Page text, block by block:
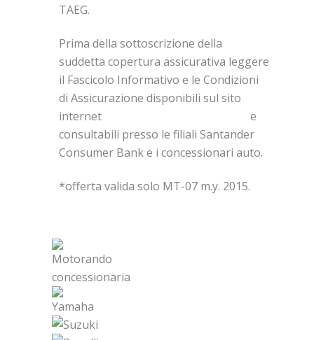
TAEG.
Prima della sottoscrizione della
suddetta copertura assicurativa leggere
il Fascicolo Informativo e le Condizioni
di Assicurazione disponibili sul sito
internet
e
consultabili presso le filiali Santander
Consumer Bank e i concessionari auto.
*offerta valida solo MT-07 m.y. 2015.